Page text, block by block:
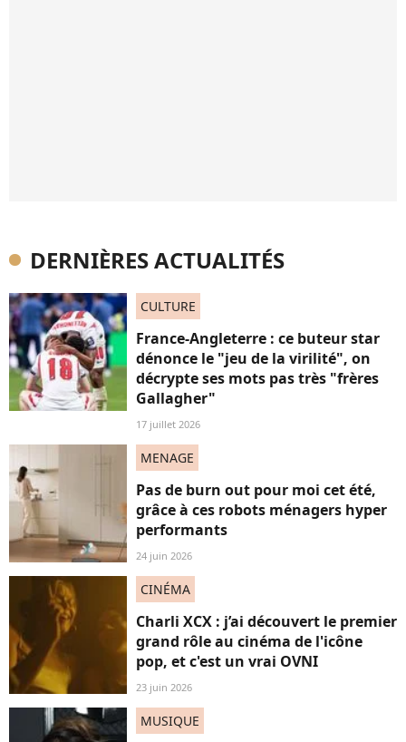
DERNIÈRES ACTUALITÉS
CULTURE
France-Angleterre : ce buteur star
dénonce le "jeu de la virilité", on
décrypte ses mots pas très "frères
Gallagher"
17 juillet 2026
MENAGE
Pas de burn out pour moi cet été,
grâce à ces robots ménagers hyper
performants
24 juin 2026
CINÉMA
Charli XCX : j’ai découvert le premier
grand rôle au cinéma de l'icône
pop, et c'est un vrai OVNI
23 juin 2026
MUSIQUE